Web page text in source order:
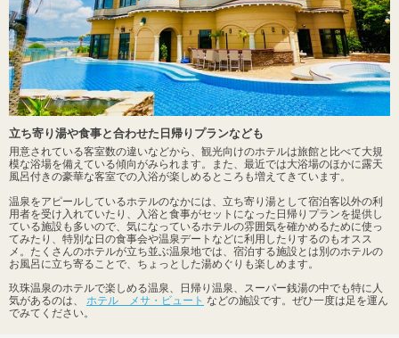
立ち寄り湯や食事と合わせた日帰りプランなども
用意されている客室数の違いなどから、観光向けのホテルは旅館と比べて大規
模な浴場を備えている傾向がみられます。また、最近では大浴場のほかに露天
風呂付きの豪華な客室での入浴が楽しめるところも増えてきています。
温泉をアピールしているホテルのなかには、立ち寄り湯として宿泊客以外の利
用者を受け入れていたり、入浴と食事がセットになった日帰りプランを提供し
ている施設も多いので、気になっているホテルの雰囲気を確かめるために使っ
てみたり、特別な日の食事会や温泉デートなどに利用したりするのもオスス
メ。たくさんのホテルが立ち並ぶ温泉地では、宿泊する施設とは別のホテルの
お風呂に立ち寄ることで、ちょっとした湯めぐりも楽しめます。
玖珠温泉のホテルで楽しめる温泉、日帰り温泉、スーパー銭湯の中でも特に人
気があるのは、 ホテル メサ・ビュート などの施設です。ぜひ一度は足を運ん
でみてください。